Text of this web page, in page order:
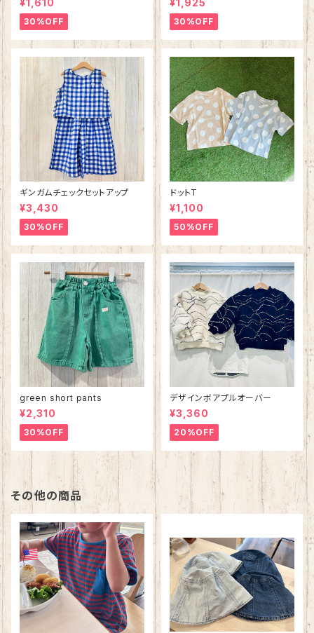
¥1,610
30%OFF
¥1,925
30%OFF
ギンガムチェックセットアップ
¥3,430
30%OFF
ドットT
¥1,100
50%OFF
green short pants
¥2,310
30%OFF
デザインボアプルオーバー
¥3,360
20%OFF
その他の商品